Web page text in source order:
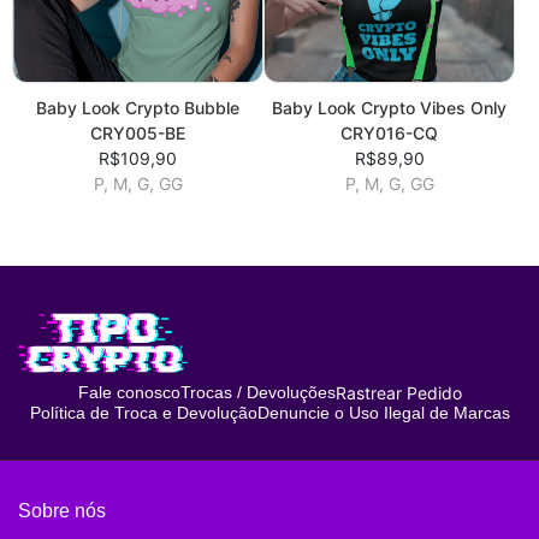
Baby Look Crypto Bubble
CRY005-BE
R$109,90
P, M, G, GG
Baby Look Crypto Vibes Only
CRY016-CQ
R$89,90
P, M, G, GG
Fale conoscoTrocas / DevoluçõesRastrear Pedido
Política de Troca e DevoluçãoDenuncie o Uso Ilegal de Marcas
Sobre nós